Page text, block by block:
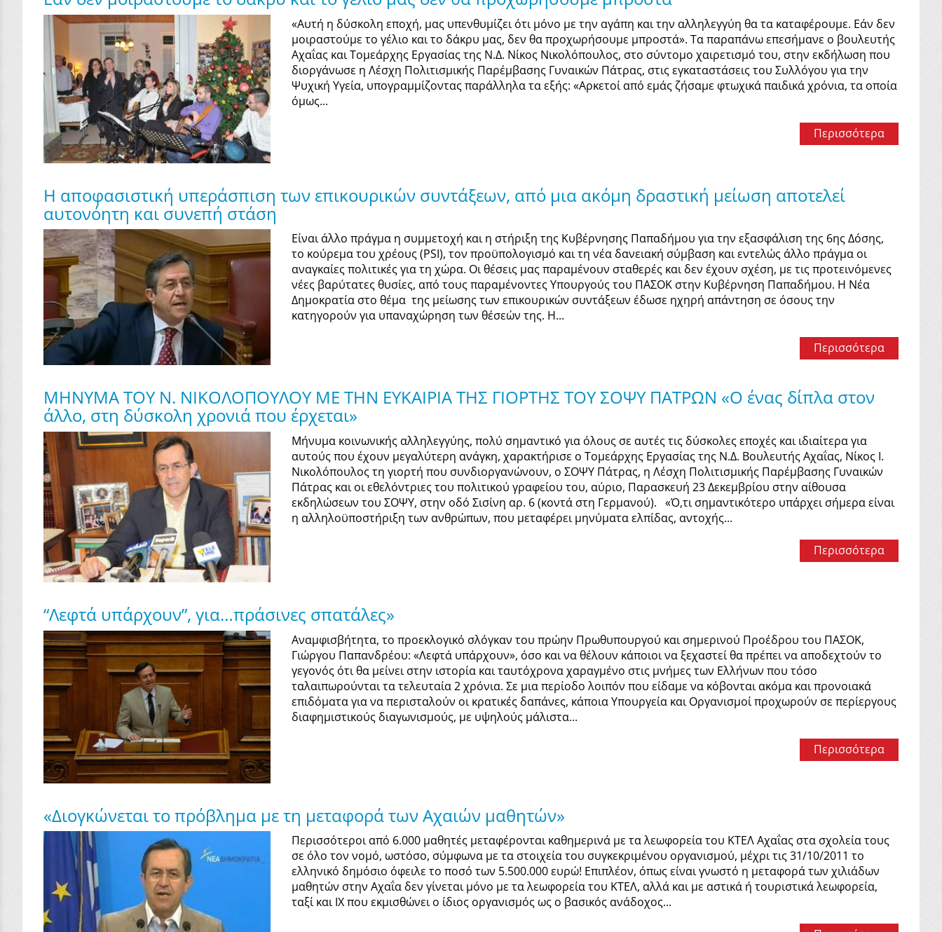
«Αυτή η δύσκολη εποχή, μας υπενθυμίζει ότι μόνο με την αγάπη και την αλληλεγγύη θα τα καταφέρουμε. Εάν δεν
μοιραστούμε το γέλιο και το δάκρυ μας, δεν θα προχωρήσουμε μπροστά». Τα παραπάνω επεσήμανε ο βουλευτής
Αχαΐας και Τομεάρχης Εργασίας της Ν.Δ. Νίκος Νικολόπουλος, στο σύντομο χαιρετισμό του, στην εκδήλωση που
διοργάνωσε η Λέσχη Πολιτισμικής Παρέμβασης Γυναικών Πάτρας, στις εγκαταστάσεις του Συλλόγου για την
Ψυχική Υγεία, υπογραμμίζοντας παράλληλα τα εξής: «Αρκετοί από εμάς ζήσαμε φτωχικά παιδικά χρόνια, τα οποία
όμως...
Περισσότερα
Η αποφασιστική υπεράσπιση των επικουρικών συντάξεων, από μια ακόμη δραστική μείωση αποτελεί
αυτονόητη και συνεπή στάση
Είναι άλλο πράγμα η συμμετοχή και η στήριξη της Κυβέρνησης Παπαδήμου για την εξασφάλιση της 6ης Δόσης,
το κούρεμα του χρέους (PSI), τον προϋπολογισμό και τη νέα δανειακή σύμβαση και εντελώς άλλο πράγμα οι
αναγκαίες πολιτικές για τη χώρα. Οι θέσεις μας παραμένουν σταθερές και δεν έχουν σχέση, με τις προτεινόμενες
νέες βαρύτατες θυσίες, από τους παραμένοντες Υπουργούς του ΠΑΣΟΚ στην Κυβέρνηση Παπαδήμου. Η Νέα
Δημοκρατία στο θέμα της μείωσης των επικουρικών συντάξεων έδωσε ηχηρή απάντηση σε όσους την
κατηγορούν για υπαναχώρηση των θέσεών της. Η...
Περισσότερα
ΜΗΝΥΜΑ ΤΟΥ Ν. ΝΙΚΟΛΟΠΟΥΛΟΥ ΜΕ ΤΗΝ ΕΥΚΑΙΡΙΑ ΤΗΣ ΓΙΟΡΤΗΣ ΤΟΥ ΣΟΨΥ ΠΑΤΡΩΝ «Ο ένας δίπλα στον
άλλο, στη δύσκολη χρονιά που έρχεται»
Μήνυμα κοινωνικής αλληλεγγύης, πολύ σημαντικό για όλους σε αυτές τις δύσκολες εποχές και ιδιαίτερα για
αυτούς που έχουν μεγαλύτερη ανάγκη, χαρακτήρισε ο Τομεάρχης Εργασίας της Ν.Δ. Βουλευτής Αχαΐας, Νίκος Ι.
Νικολόπουλος τη γιορτή που συνδιοργανώνουν, ο ΣΟΨΥ Πάτρας, η Λέσχη Πολιτισμικής Παρέμβασης Γυναικών
Πάτρας και οι εθελόντριες του πολιτικού γραφείου του, αύριο, Παρασκευή 23 Δεκεμβρίου στην αίθουσα
εκδηλώσεων του ΣΟΨΥ, στην οδό Σισίνη αρ. 6 (κοντά στη Γερμανού). «Ό,τι σημαντικότερο υπάρχει σήμερα είναι
η αλληλοϋποστήριξη των ανθρώπων, που μεταφέρει μηνύματα ελπίδας, αντοχής...
Περισσότερα
“Λεφτά υπάρχουν”, για…πράσινες σπατάλες»
Αναμφισβήτητα, το προεκλογικό σλόγκαν του πρώην Πρωθυπουργού και σημερινού Προέδρου του ΠΑΣΟΚ,
Γιώργου Παπανδρέου: «Λεφτά υπάρχουν», όσο και να θέλουν κάποιοι να ξεχαστεί θα πρέπει να αποδεχτούν το
γεγονός ότι θα μείνει στην ιστορία και ταυτόχρονα χαραγμένο στις μνήμες των Ελλήνων που τόσο
ταλαιπωρούνται τα τελευταία 2 χρόνια. Σε μια περίοδο λοιπόν που είδαμε να κόβονται ακόμα και προνοιακά
επιδόματα για να περισταλούν οι κρατικές δαπάνες, κάποια Υπουργεία και Οργανισμοί προχωρούν σε περίεργους
διαφημιστικούς διαγωνισμούς, με υψηλούς μάλιστα...
Περισσότερα
«Διογκώνεται το πρόβλημα με τη μεταφορά των Αχαιών μαθητών»
Περισσότεροι από 6.000 μαθητές μεταφέρονται καθημερινά με τα λεωφορεία του ΚΤΕΛ Αχαΐας στα σχολεία τους
σε όλο τον νομό, ωστόσο, σύμφωνα με τα στοιχεία του συγκεκριμένου οργανισμού, μέχρι τις 31/10/2011 το
ελληνικό δημόσιο όφειλε το ποσό των 5.500.000 ευρώ! Επιπλέον, όπως είναι γνωστό η μεταφορά των χιλιάδων
μαθητών στην Αχαΐα δεν γίνεται μόνο με τα λεωφορεία του ΚΤΕΛ, αλλά και με αστικά ή τουριστικά λεωφο­ρεία,
ταξί και IX που εκμισθώνει ο ίδιος οργανισμός ως ο βασικός ανάδοχος...